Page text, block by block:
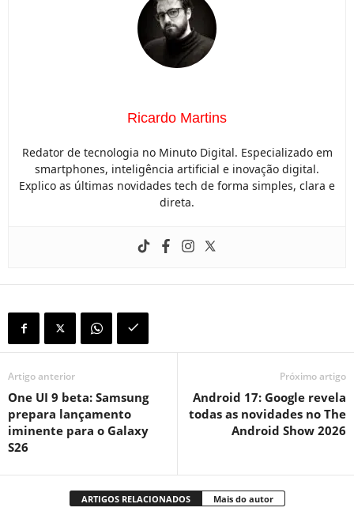
Ricardo Martins
Redator de tecnologia no Minuto Digital. Especializado em
smartphones, inteligência artificial e inovação digital.
Explico as últimas novidades tech de forma simples, clara e
direta.
Artigo anterior
One UI 9 beta: Samsung
prepara lançamento
iminente para o Galaxy
S26
Próximo artigo
Android 17: Google revela
todas as novidades no The
Android Show 2026
ARTIGOS RELACIONADOS Mais do autor